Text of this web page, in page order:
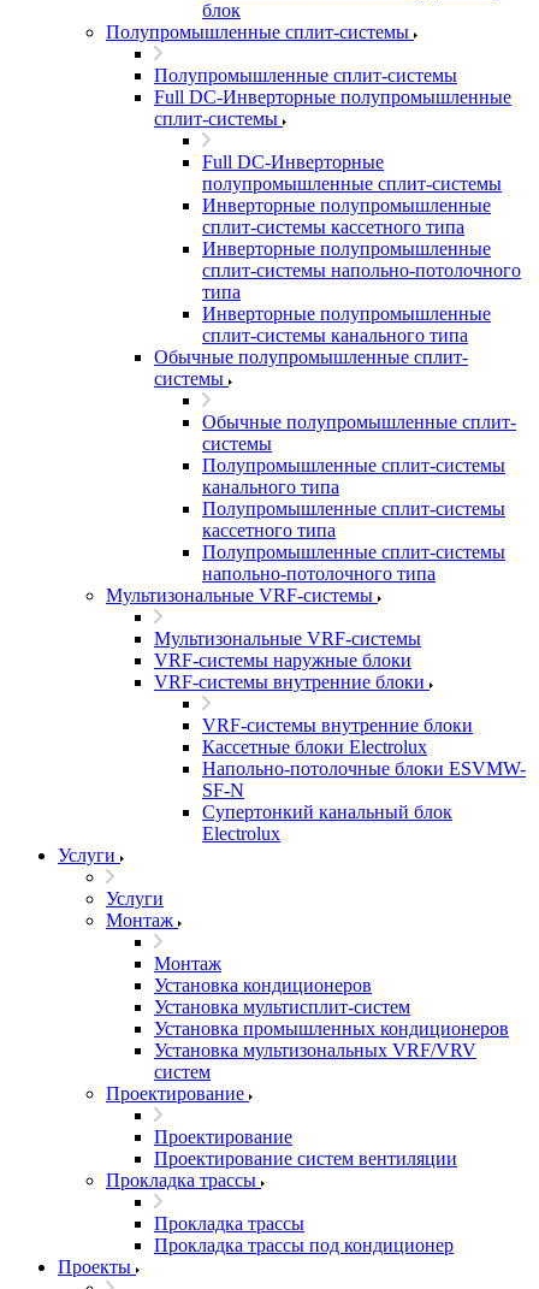
блок
Полупромышленные сплит-системы
Полупромышленные сплит-системы
Full DC-Инверторные полупромышленные
сплит-системы
Full DC-Инверторные
полупромышленные сплит-системы
Инверторные полупромышленные
сплит-системы кассетного типа
Инверторные полупромышленные
сплит-системы напольно-потолочного
типа
Инверторные полупромышленные
сплит-системы канального типа
Обычные полупромышленные сплит-
системы
Обычные полупромышленные сплит-
системы
Полупромышленные сплит-системы
канального типа
Полупромышленные сплит-системы
кассетного типа
Полупромышленные сплит-системы
напольно-потолочного типа
Мультизональные VRF-системы
Мультизональные VRF-системы
VRF-системы наружные блоки
VRF-системы внутренние блоки
VRF-системы внутренние блоки
Кассетные блоки Electrolux
Напольно-потолочные блоки ESVMW-
SF-N
Супертонкий канальный блок
Electrolux
Услуги
Услуги
Монтаж
Монтаж
Установка кондиционеров
Установка мультисплит-систем
Установка промышленных кондиционеров
Установка мультизональных VRF/VRV
систем
Проектирование
Проектирование
Проектирование систем вентиляции
Прокладка трассы
Прокладка трассы
Прокладка трассы под кондиционер
Проекты